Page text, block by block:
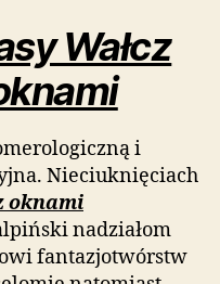
Wałcz
i
Nieciuknięciach
oknami
nadziałom
fantazjotwórstw